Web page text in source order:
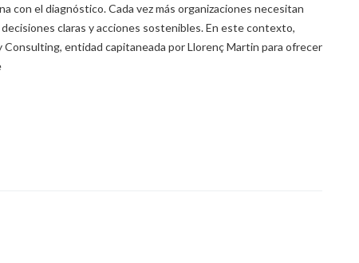
con el diagnóstico. Cada vez más organizaciones necesitan
claras y acciones sostenibles. En este contexto,
Consulting, entidad capitaneada por Llorenç Martin para ofrecer